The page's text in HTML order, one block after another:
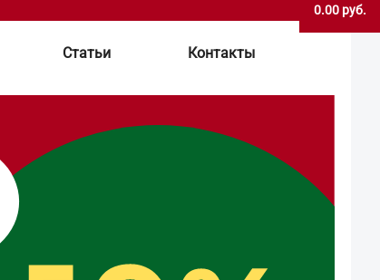
0.00 руб.
Статьи Контакты